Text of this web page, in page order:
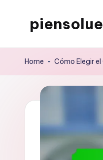
Home - Cómo Elegir